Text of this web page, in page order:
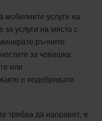
мобилните услуги на
за услуги на място с
ръчните
за човешка
или
и подобрявате
трябва да направят, е